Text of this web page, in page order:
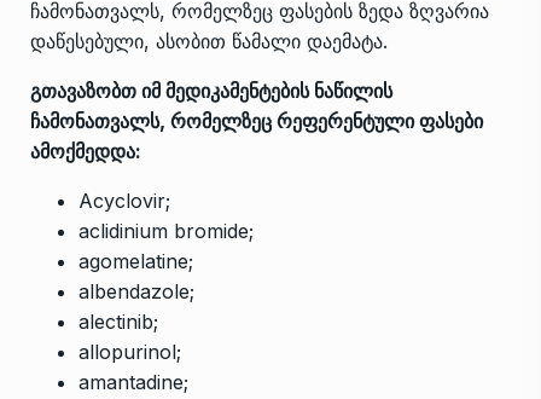
ჩამონათვალს, რომელზეც ფასების ზედა ზღვარია
დაწესებული, ასობით წამალი დაემატა.
გთავაზობთ იმ მედიკამენტების ნაწილის
ჩამონათვალს, რომელზეც რეფერენტული ფასები
ამოქმედდა:
Acyclovir;
aclidinium bromide;
agomelatine;
albendazole;
alectinib;
allopurinol;
amantadine;